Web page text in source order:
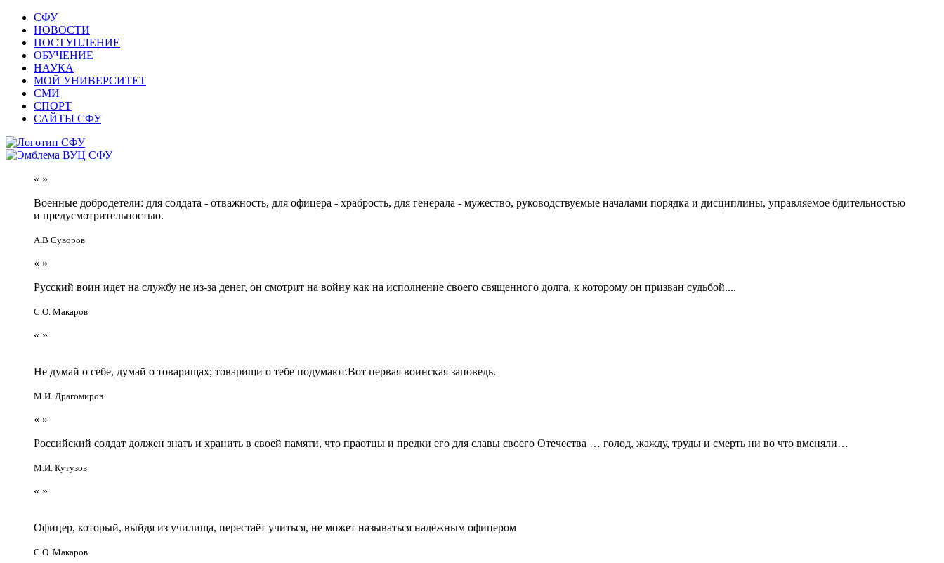
СФУ
НОВОСТИ
ПОСТУПЛЕНИЕ
ОБУЧЕНИЕ
НАУКА
МОЙ УНИВЕРСИТЕТ
СМИ
СПОРТ
САЙТЫ СФУ
« »
Военные добродетели: для солдата - отважность, для офицера - храбрость, для генерала - мужество, руководствуемые началами порядка и дисциплины, управляемое бдительностью
и предусмотрительностью.
А.В Суворов
« »
Русский воин идет на службу не из-за денег, он смотрит на войну как на исполнение своего священного долга, к которому он призван судьбой....
С.О. Макаров
« »
Не думай о себе, думай о товарищах; товарищи о тебе подумают.Вот первая воинская заповедь.
М.И. Драгомиров
« »
Российский солдат должен знать и хранить в своей памяти, что праотцы и предки его для славы своего Отечества … голод, жажду, труды и смерть ни во что вменяли…
М.И. Кутузов
« »
Офицер, который, выйдя из училища, перестаёт учиться, не может называться надёжным офицером
С.О. Макаров